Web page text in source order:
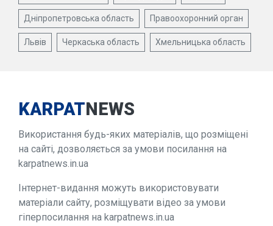
Дніпропетровська область Правоохоронний орган
Львів Черкаська область Хмельницька область
KARPATNEWS
Використання будь-яких матеріалів, що розміщені
на сайті, дозволяється за умови посилання на
karpatnews.in.ua
Інтернет-видання можуть використовувати
матеріали сайту, розміщувати відео за умови
гіперпосилання на karpatnews.in.ua